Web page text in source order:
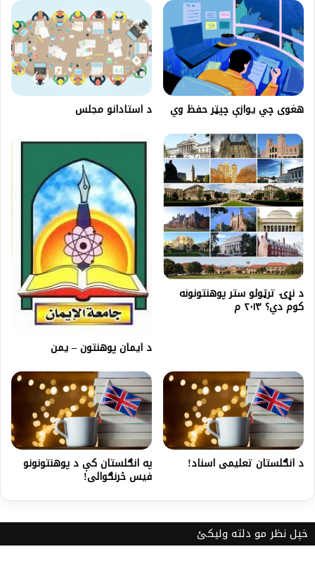
هغوی چي یوازې چپټر حفظ وي د استادانو مجلس
د نړۍ ترټولو ستر پوهنتونونه
کوم دي؟ ۲۰۱۳ م
د ایمان پوهنتون – یمن
د انګلستان تعلیمی اسناد! په انګلستان کې د پوهنتونونو
فیس څرنګوالی!
خپل نظر مو دلته ولیکئ